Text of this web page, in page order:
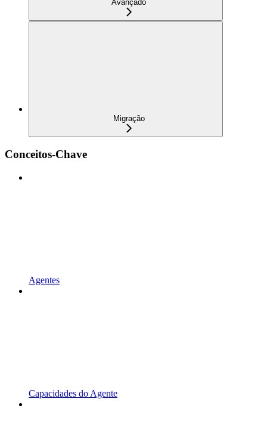
Avançado
Migração
Conceitos-Chave
Agentes
Capacidades do Agente